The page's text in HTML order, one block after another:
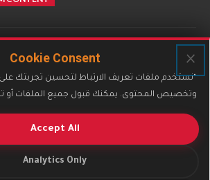
X Youtube
جميع الحقوق محفوظة لمركز
×
Cookie Consent
"نستخدم ملفات تعريف الارتباط لتحسين تجربتك على
وتخصيص المحتوى. يمكنك قبول جميع الملفات أو
Accept All
Analytics Only